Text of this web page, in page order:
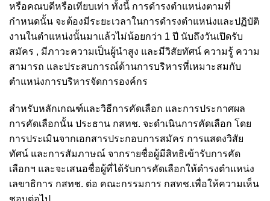
หรือคณบดีหรือเทียบเท่า ทั้งนี้ การดำรงตำแหน่งตามที่
กำหนดนั้น จะต้องมีระยะเวลาในการดำรงตำแหน่งและปฏิบัติ
งานในตำแหน่งนั้นมาแล้วไม่น้อยกว่า 1 ปี นับถึงวันเปิดรับ
สมัคร , มีภาวะความเป็นผู้นำสูง และมีวิสัยทัศน์ ความรู้ ความ
สามารถ และประสบการณ์ด้านการบริหารที่เหมาะสมกับ
ตำแหน่งการบริหารจัดการองค์กร
สำหรับหลักเกณฑ์และวิธีการคัดเลือก และการประกาศผล
การคัดเลือกนั้น ประธาน กสทช. จะดำเนินการคัดเลือก โดย
การประเมินจากเอกสารประกอบการสมัคร การแสดงวิสัย
ทัศน์ และการสัมภาษณ์ จากรายชื่อผู้มีสิทธิเข้ารับการคัด
เลือกฯ และจะเสนอชื่อผู้ที่ได้รับการคัดเลือกให้ดำรงตำแหน่ง
เลขาธิการ กสทช. ต่อ คณะกรรมการ กสทช.เพื่อให้ความเห็น
ชอบต่อไป